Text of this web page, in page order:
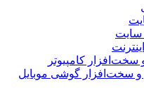
سایت
کامپیوتر
و سخت‌افزار گوشی موبایل